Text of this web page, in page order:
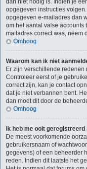
dan niet nodig is. Indien je
opgegeven instructies
opgegeven e-mailadres dan
om het aantal valse accounts
mailadres correct was, neem
Omhoog
Waarom kan ik niet
Er zijn verschillende
Controleer eerst of je
correct zijn, kan je contact
dat je niet verbannen bent.
dan moet dit door de
Omhoog
Ik heb me ooit
De meest voorkomende
gebruikersnaam of
gegevens) of een beheerder
reden. Indien dit laatste het